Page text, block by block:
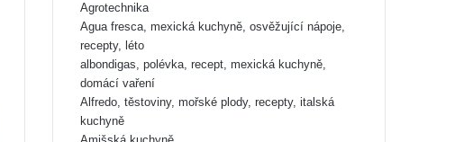
Agrotechnika
Agua fresca, mexická kuchyně, osvěžující nápoje,
recepty, léto
albondigas, polévka, recept, mexická kuchyně,
domácí vaření
Alfredo, těstoviny, mořské plody, recepty, italská
kuchyně